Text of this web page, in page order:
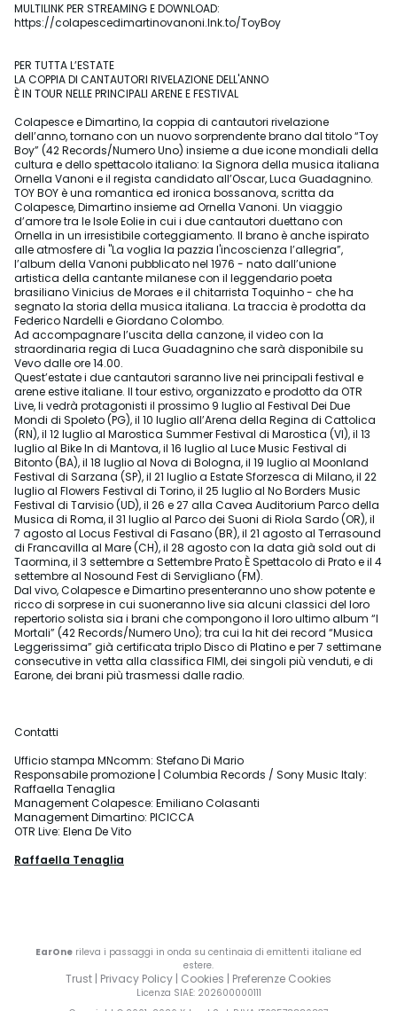
MULTILINK PER STREAMING E DOWNLOAD:
https://colapescedimartinovanoni.lnk.to/ToyBoy
PER TUTTA L’ESTATE
LA COPPIA DI CANTAUTORI RIVELAZIONE DELL'ANNO
È IN TOUR NELLE PRINCIPALI ARENE E FESTIVAL
Colapesce e Dimartino, la coppia di cantautori rivelazione
dell’anno, tornano con un nuovo sorprendente brano dal titolo “Toy
Boy” (42 Records/Numero Uno) insieme a due icone mondiali della
cultura e dello spettacolo italiano: la Signora della musica italiana
Ornella Vanoni e il regista candidato all’Oscar, Luca Guadagnino.
TOY BOY è una romantica ed ironica bossanova, scritta da
Colapesce, Dimartino insieme ad Ornella Vanoni. Un viaggio
d’amore tra le Isole Eolie in cui i due cantautori duettano con
Ornella in un irresistibile corteggiamento. Il brano è anche ispirato
alle atmosfere di "La voglia la pazzia l'incoscienza l’allegria”,
l’album della Vanoni pubblicato nel 1976 - nato dall’unione
artistica della cantante milanese con il leggendario poeta
brasiliano Vinicius de Moraes e il chitarrista Toquinho - che ha
segnato la storia della musica italiana. La traccia è prodotta da
Federico Nardelli e Giordano Colombo.
Ad accompagnare l’uscita della canzone, il video con la
straordinaria regia di Luca Guadagnino che sarà disponibile su
Vevo dalle ore 14.00.
Quest’estate i due cantautori saranno live nei principali festival e
arene estive italiane. Il tour estivo, organizzato e prodotto da OTR
Live, li vedrà protagonisti il prossimo 9 luglio al Festival Dei Due
Mondi di Spoleto (PG), il 10 luglio all’Arena della Regina di Cattolica
(RN), il 12 luglio al Marostica Summer Festival di Marostica (VI), il 13
luglio al Bike In di Mantova, il 16 luglio al Luce Music Festival di
Bitonto (BA), il 18 luglio al Nova di Bologna, il 19 luglio al Moonland
Festival di Sarzana (SP), il 21 luglio a Estate Sforzesca di Milano, il 22
luglio al Flowers Festival di Torino, il 25 luglio al No Borders Music
Festival di Tarvisio (UD), il 26 e 27 alla Cavea Auditorium Parco della
Musica di Roma, il 31 luglio al Parco dei Suoni di Riola Sardo (OR), il
7 agosto al Locus Festival di Fasano (BR), il 21 agosto al Terrasound
di Francavilla al Mare (CH), il 28 agosto con la data già sold out di
Taormina, il 3 settembre a Settembre Prato È Spettacolo di Prato e il 4
settembre al Nosound Fest di Servigliano (FM).
Dal vivo, Colapesce e Dimartino presenteranno uno show potente e
ricco di sorprese in cui suoneranno live sia alcuni classici del loro
repertorio solista sia i brani che compongono il loro ultimo album “I
Mortali” (42 Records/Numero Uno); tra cui la hit dei record “Musica
Leggerissima” già certificata triplo Disco di Platino e per 7 settimane
consecutive in vetta alla classifica FIMI, dei singoli più venduti, e di
Earone, dei brani più trasmessi dalle radio.
Contatti
Ufficio stampa MNcomm: Stefano Di Mario
Responsabile promozione | Columbia Records / Sony Music Italy:
Raffaella Tenaglia
Management Colapesce: Emiliano Colasanti
Management Dimartino: PICICCA
OTR Live: Elena De Vito
Raffaella Tenaglia
EarOne rileva i passaggi in onda su centinaia di emittenti italiane ed
estere.
Trust | Privacy Policy | Cookies | Preferenze Cookies
Licenza SIAE: 202600000111